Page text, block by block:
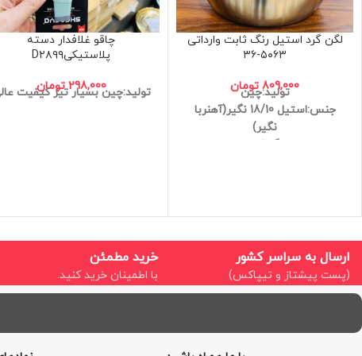
لگن گرد استیل رنگ ثابت وارداتی
۵۰۶۳-۳۶
809,000 تومان
تولید:چین
جنس:استیل 18/10 نگیر(آهنربا
نگیر)
رنگ ثابت
چاقو غلافدار دسته
پلاستیکیD۲۸۹۹
298,000 تومان تولید:چین بسیار تیز کیفیت
ارسال به سراسر کشور
(پست پیشتاز و تیپاکس)
خرید مطمئن
با اطمینان خرید کنید.